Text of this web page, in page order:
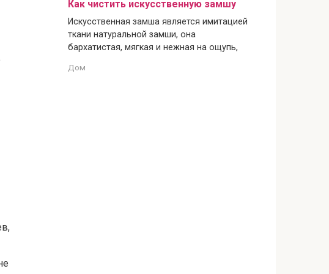
Как чистить искусственную замшу
Искусственная замша является имитацией
ткани натуральной замши, она
бархатистая, мягкая и нежная на ощупь,
Дом